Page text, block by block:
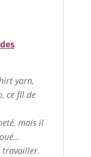
yarn,
ce fil de
mais il
travailler.